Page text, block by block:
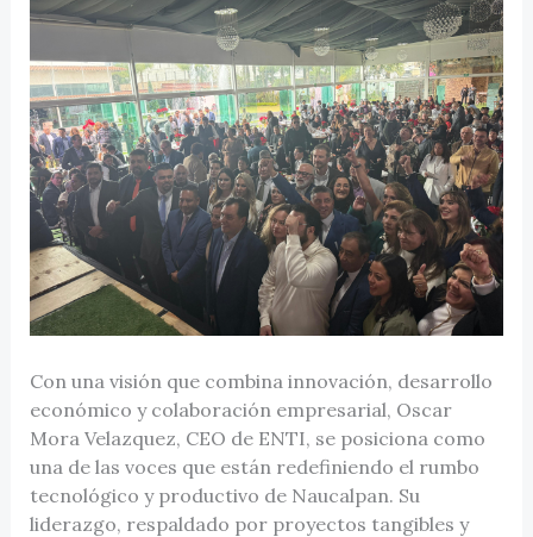
Con una visión que combina innovación, desarrollo
económico y colaboración empresarial, Oscar
Mora Velazquez, CEO de ENTI, se posiciona como
una de las voces que están redefiniendo el rumbo
tecnológico y productivo de Naucalpan. Su
liderazgo, respaldado por proyectos tangibles y